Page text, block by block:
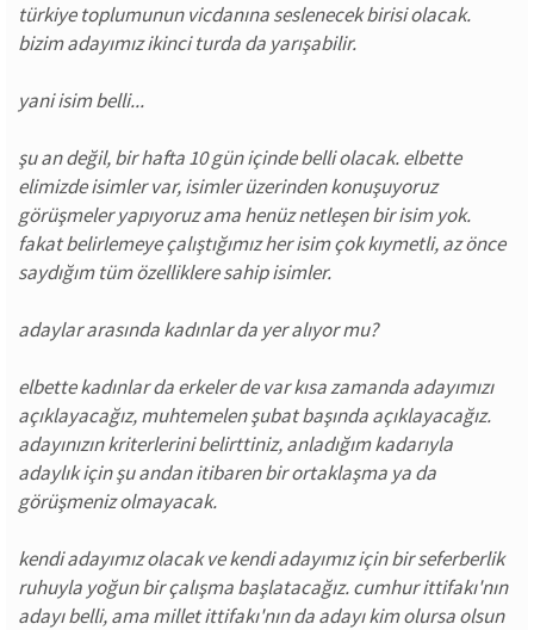
türkiye toplumunun vicdanına seslenecek birisi olacak.
bizim adayımız ikinci turda da yarışabilir.
yani isim belli...
şu an değil, bir hafta 10 gün içinde belli olacak. elbette
elimizde isimler var, isimler üzerinden konuşuyoruz
görüşmeler yapıyoruz ama henüz netleşen bir isim yok.
fakat belirlemeye çalıştığımız her isim çok kıymetli, az önce
saydığım tüm özelliklere sahip isimler.
adaylar arasında kadınlar da yer alıyor mu?
elbette kadınlar da erkeler de var kısa zamanda adayımızı
açıklayacağız, muhtemelen şubat başında açıklayacağız.
adayınızın kriterlerini belirttiniz, anladığım kadarıyla
adaylık için şu andan itibaren bir ortaklaşma ya da
görüşmeniz olmayacak.
kendi adayımız olacak ve kendi adayımız için bir seferberlik
ruhuyla yoğun bir çalışma başlatacağız. cumhur ittifakı'nın
adayı belli, ama millet ittifakı'nın da adayı kim olursa olsun